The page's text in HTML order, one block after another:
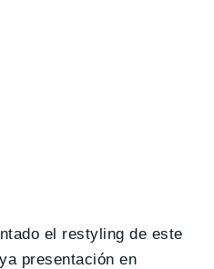
el restyling de este
presentación en